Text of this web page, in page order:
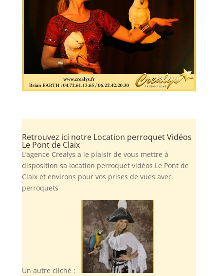
Retrouvez ici notre Location perroquet Vidéos
Le Pont de Claix
L’agence Crealys a le plaisir de vous mettre à
disposition sa location perroquet vidéos Le Pont de
Claix et environs pour vos prises de vues avec
perroquets
Un autre cliché :